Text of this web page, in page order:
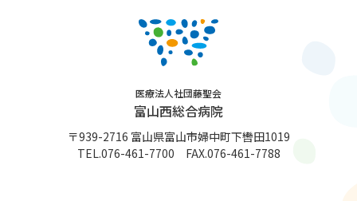
医療法人社団藤聖会
富山西総合病院
〒939-2716 富山県富山市婦中町下轡田1019
TEL.076-461-7700 FAX.076-461-7788